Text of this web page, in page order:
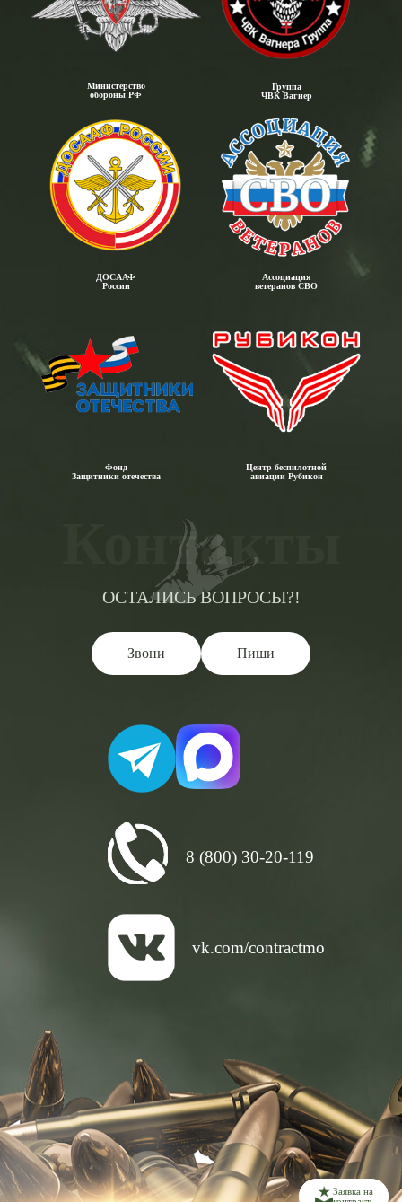
Министерство
обороны РФ
Группа
ЧВК Вагнер
ДОСААФ
России
Ассоциация
ветеранов СВО
Фонд
Защитники отечества
Центр беспилотной
авиации Рубикон
Контакты
ОСТАЛИСЬ ВОПРОСЫ?!
Звони Пиши
8 (800) 30-20-119
vk.com/contractmo
Заявка на